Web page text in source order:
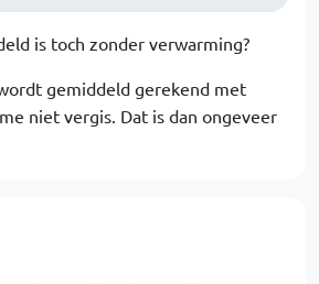
is toch zonder verwarming?
gemiddeld gerekend met
niet vergis. Dat is dan ongeveer